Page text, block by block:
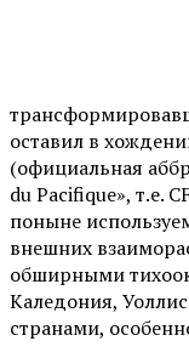
оставил в
(официальная
du Pacifique», т.е.
поныне
внешних
обширными
Каледония,
странами,